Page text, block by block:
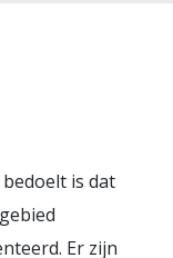
is dat
Er zijn